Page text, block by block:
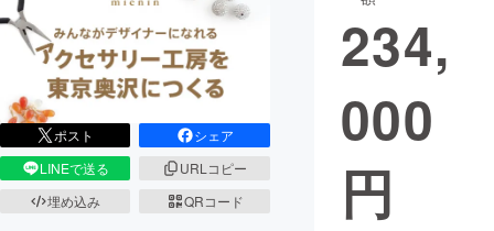
テクノロジー・ガジェット ゲーム・サ
映像・映画
ビジネス・起業
まちづくり・地域活性化
ポスト
シェア
LINEで送る
URLコピー
埋め込み
QRコード
234,
000
円